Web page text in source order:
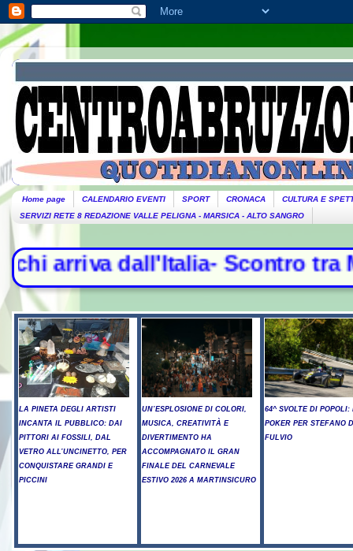
Home page CALENDARIO EVENTI SPORT CRONACA
CULTURA E
SERVIZI RETE 8 REDAZIONE VALLE PELIGNA - MARSICA - ALTO SANGRO
Scontro tra
LA PINETA DEGLI ARTISTI
INCANTA IL PUBBLICO: DAI
PITTORI AI FOSSILI, DAL
VETRO ALL’UNCINETTO, PER
CONQUISTARE GRANDI E
PICCINI
UN’ESPLOSIONE DI COLORI,
MUSICA, CREATIVITÀ E
DIVERTIMENTO HA
ACCOMPAGNATO IL GRAN
FINALE DEL CARNEVALE
ESTIVO 2026 A MARTINSICURO
64^ SVOLTE DI POPOLI:
POKER PER STEFANO
FULVIO